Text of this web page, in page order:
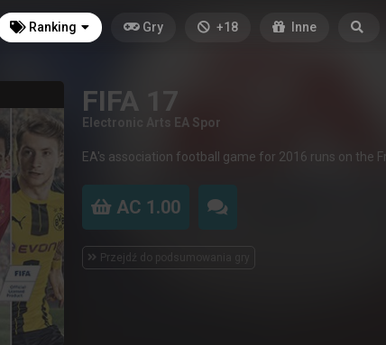
Ranking Gry +18 Inne
FIFA 17
Electronic Arts EA Spor
EA's association football game for 2016 runs on the
AC 1.00
Przejdź do podsumowania gry